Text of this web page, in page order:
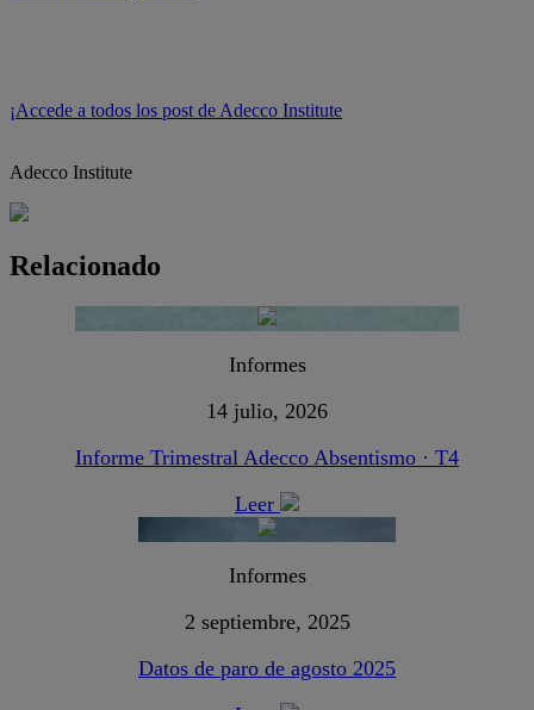
¡Accede a todos los post de Adecco Institute
Adecco Institute
Relacionado
Informes
14 julio, 2026
Informe Trimestral Adecco Absentismo · T4
Leer
Informes
2 septiembre, 2025
Datos de paro de agosto 2025